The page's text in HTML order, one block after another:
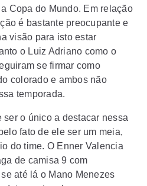
Copa do Mundo. Em relação
é bastante preocupante e
visão para isto estar
o Luiz Adriano como o
se firmar como
colorado e ambos não
temporada.
o único a destacar nessa
fato de ele ser um meia,
do time. O Enner Valencia
de camisa 9 com
até lá o Mano Menezes